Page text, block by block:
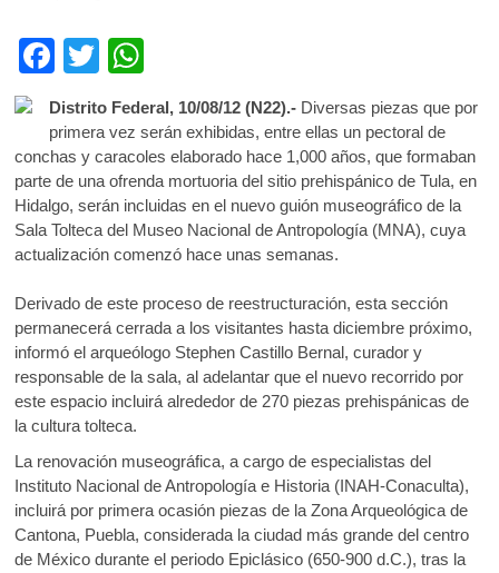
F
ac
e
b
o
o
k
T
w
itt
er
at
s
A
p
p
Distrito Federal, 10/08/12 (N22).- Diversas piezas que por
primera vez serán exhibidas, entre ellas un pectoral de
conchas y caracoles elaborado hace 1,000 años, que formaban
parte de una ofrenda mortuoria del sitio prehispánico de Tula, en
Hidalgo, serán incluidas en el nuevo guión museográfico de la
Sala Tolteca del Museo Nacional de Antropología (MNA), cuya
actualización comenzó hace unas semanas.
Derivado de este proceso de reestructuración, esta sección
permanecerá cerrada a los visitantes hasta diciembre próximo,
informó el arqueólogo Stephen Castillo Bernal, curador y
responsable de la sala, al adelantar que el nuevo recorrido por
este espacio incluirá alrededor de 270 piezas prehispánicas de
la cultura tolteca.
La renovación museográfica, a cargo de especialistas del
Instituto Nacional de Antropología e Historia (INAH-Conaculta),
incluirá por primera ocasión piezas de la Zona Arqueológica de
Cantona, Puebla, considerada la ciudad más grande del centro
de México durante el periodo Epiclásico (650-900 d.C.), tras la